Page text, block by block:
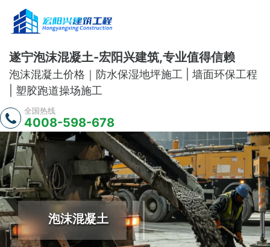
遂宁泡沫混凝土-宏阳兴建筑,专业值得信赖
泡沫混凝土价格｜防水保湿地坪施工 | 墙面环保工程
| 塑胶跑道操场施工
全国热线
4008-598-678
泡沫混凝土